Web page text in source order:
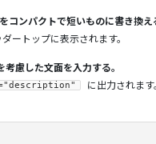
コンパクトで短いものに書き換え
ートップに表示されます。
慮した文面を入力する。
に出力されます。